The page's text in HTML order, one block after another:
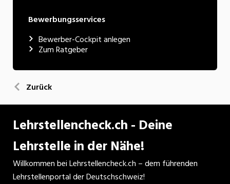
Bewerbungsservices
Bewerber-Cockpit anlegen
Zum Ratgeber
Zurück
Lehrstellencheck.ch - Deine
Lehrstelle in der Nähe!
Willkommen bei Lehrstellencheck.ch – dem führenden
Lehrstellenportal der Deutschschweiz!